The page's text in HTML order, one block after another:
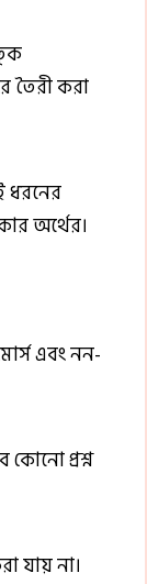
তৈরী করা
ধরনের
অর্থের।
এবং নন-
কোনো প্রশ্ন
যায় না।